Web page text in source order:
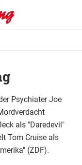
Psychiater Joe
als "Daredevil"
Tom Cruise als
(ZDF).